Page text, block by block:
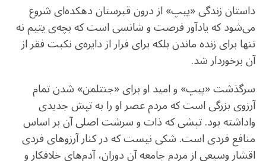
داستان زندگی «پیپ» از درون قبرستان دهکده‌ای شروع
می‌شود که یادآور فرصت و شانسی است که بچه‌ی یتیم نه
تنها برای زنده ماندن بلکه برای فرار از دایره‌ی نکبت فقر از
آن برخوردار شد.
سرگذشت «پیپ» و امید او برای «جنتلمن» شدن تمام
آرزوی بزرگی است که مردم عصر او را به تپش جدیدی
واداشته بود. تپشی که ذات و سرشت اصلی آن بر اساس
منافع فردی است. شکی نیست که در کنار آرزوهای فردی
اقشار وسیعی از مردم جامعه آن دوران، آدم‌های خلافکار و